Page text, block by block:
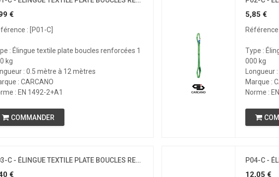
€
: [P01-C]
: Élingue textile plate boucles renforcées 1
kg
: 0.5 mètre à 12 mètres
: CARCANO
: EN 1492-2+A1
COMMANDER
5,85 €
Référence
Type :
000 kg
Longueur
Marque :
Norme :
P03-C - ÉLINGUE TEXTILE PLATE BOUCLES RENFORCÉES - CMU 3T
€ 12,05 €